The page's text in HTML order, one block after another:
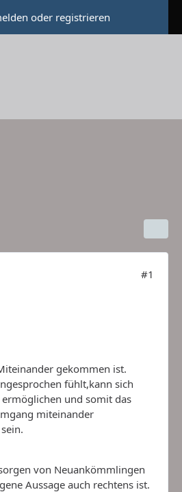
oder registrieren
#1
gekommen ist.
fühlt,kann sich
und somit das
miteinander
von Neuankömmlingen
Aussage auch rechtens ist.